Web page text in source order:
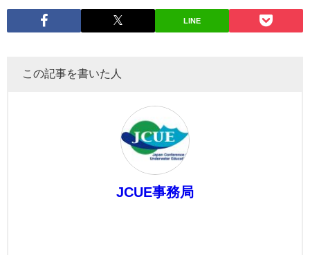
LINE
この記事を書いた人
JCUE事務局